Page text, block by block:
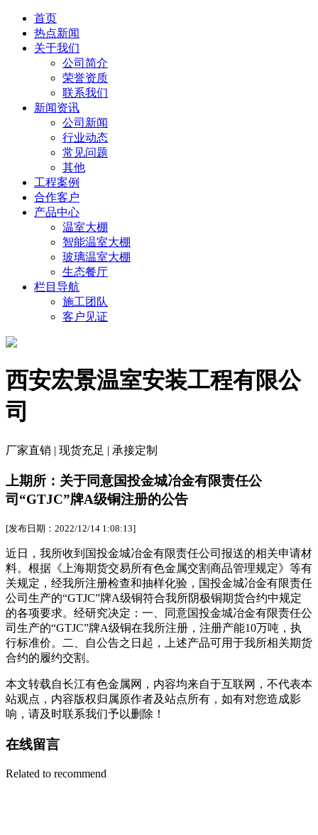
首页
热点新闻
关于我们
公司简介
荣誉资质
联系我们
新闻资讯
公司新闻
行业动态
常见问题
其他
工程案例
合作客户
产品中心
温室大棚
智能温室大棚
玻璃温室大棚
生态餐厅
栏目导航
施工团队
客户见证
西安宏景温室安装工程有限公
司
厂家直销 | 现货充足 | 承接定制
上期所：关于同意国投金城冶金有限责任公
司“GTJC”牌A级铜注册的公告
[发布日期：2022/12/14 1:08:13]
近日，我所收到国投金城冶金有限责任公司报送的相关申请材
料。根据《上海期货交易所有色金属交割商品管理规定》等有
关规定，经我所注册检查和抽样化验，国投金城冶金有限责任
公司生产的“GTJC”牌A级铜符合我所阴极铜期货合约中规定
的各项要求。经研究决定：一、同意国投金城冶金有限责任公
司生产的“GTJC”牌A级铜在我所注册，注册产能10万吨，执
行标准价。二、自公告之日起，上述产品可用于我所相关期货
合约的履约交割。
本文转载自长江有色金属网，内容均来自于互联网，不代表本
站观点，内容版权归属原作者及站点所有，如有对您造成影
响，请及时联系我们予以删除！
在线留言
Related to recommend